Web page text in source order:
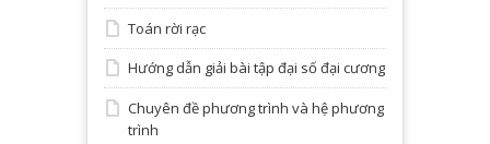
Toán rời rạc
Hướng dẫn giải bài tập đại số đại cương
Chuyên đề phương trình và hệ phương
trình